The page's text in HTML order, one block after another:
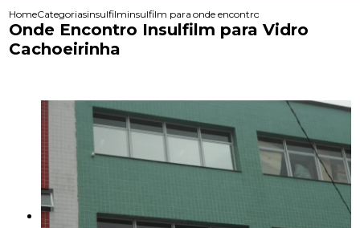
HomeCategoriasinsulfilminsulfilm para acrilicoonde encontro insulfilm para vidro
Onde Encontro Insulfilm para Vidro
Cachoeirinha